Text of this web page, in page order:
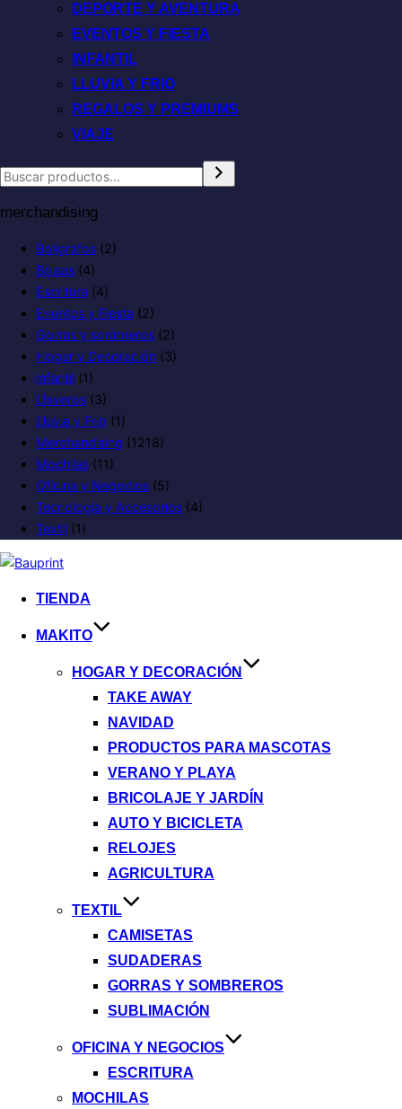
DEPORTE Y AVENTURA
EVENTOS Y FIESTA
INFANTIL
LLUVIA Y FRIO
REGALOS Y PREMIUMS
VIAJE
merchandising
Boligrafos (2)
Bolsas (4)
Escritura (4)
Eventos y Fiesta (2)
Gorras y sombreros (2)
Hogar y Decoración (3)
infantil (1)
Llaveros (3)
Lluvia y Frio (1)
Merchandising (1218)
Mochilas (11)
Oficina y Negocios (5)
Tecnología y Accesorios (4)
Textil (1)
TIENDA
MAKITO
HOGAR Y DECORACIÓN
TAKE AWAY
NAVIDAD
PRODUCTOS PARA MASCOTAS
VERANO Y PLAYA
BRICOLAJE Y JARDÍN
AUTO Y BICICLETA
RELOJES
AGRICULTURA
TEXTIL
CAMISETAS
SUDADERAS
GORRAS Y SOMBREROS
SUBLIMACIÓN
OFICINA Y NEGOCIOS
ESCRITURA
MOCHILAS